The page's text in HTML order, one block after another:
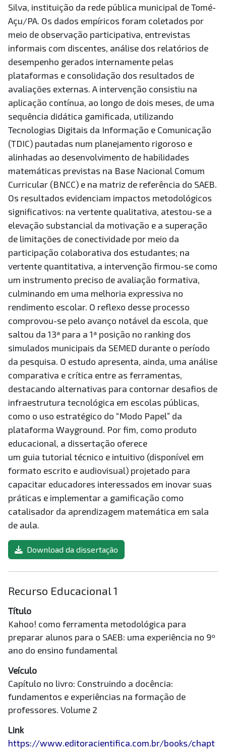
Silva, instituição da rede pública municipal de Tomé-
Açu/PA. Os dados empíricos foram coletados por
meio de observação participativa, entrevistas
informais com discentes, análise dos relatórios de
desempenho gerados internamente pelas
plataformas e consolidação dos resultados de
avaliações externas. A intervenção consistiu na
aplicação contínua, ao longo de dois meses, de uma
sequência didática gamificada, utilizando
Tecnologias Digitais da Informação e Comunicação
(TDIC) pautadas num planejamento rigoroso e
alinhadas ao desenvolvimento de habilidades
matemáticas previstas na Base Nacional Comum
Curricular (BNCC) e na matriz de referência do SAEB.
Os resultados evidenciam impactos metodológicos
significativos: na vertente qualitativa, atestou-se a
elevação substancial da motivação e a superação
de limitações de conectividade por meio da
participação colaborativa dos estudantes; na
vertente quantitativa, a intervenção firmou-se como
um instrumento preciso de avaliação formativa,
culminando em uma melhoria expressiva no
rendimento escolar. O reflexo desse processo
comprovou-se pelo avanço notável da escola, que
saltou da 13ª para a 1ª posição no ranking dos
simulados municipais da SEMED durante o período
da pesquisa. O estudo apresenta, ainda, uma análise
comparativa e crítica entre as ferramentas,
destacando alternativas para contornar desafios de
infraestrutura tecnológica em escolas públicas,
como o uso estratégico do “Modo Papel” da
plataforma Wayground. Por fim, como produto
educacional, a dissertação oferece
um guia tutorial técnico e intuitivo (disponível em
formato escrito e audiovisual) projetado para
capacitar educadores interessados em inovar suas
práticas e implementar a gamificação como
catalisador da aprendizagem matemática em sala
de aula.
Download da dissertação
Recurso Educacional 1
Título
Kahoo! como ferramenta metodológica para
preparar alunos para o SAEB: uma experiência no 9º
ano do ensino fundamental
Veículo
Capítulo no livro: Construindo a docência:
fundamentos e experiências na formação de
professores. Volume 2
Link
https://www.editoracientifica.com.br/books/chapt